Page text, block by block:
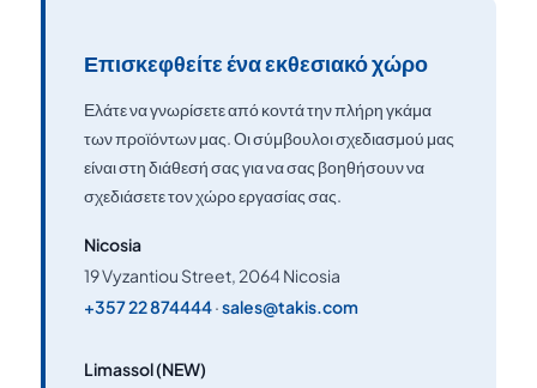
Επισκεφθείτε ένα εκθεσιακό χώρο
Ελάτε να γνωρίσετε από κοντά την πλήρη γκάμα
των προϊόντων μας. Οι σύμβουλοι σχεδιασμού μας
είναι στη διάθεσή σας για να σας βοηθήσουν να
σχεδιάσετε τον χώρο εργασίας σας.
Nicosia
19 Vyzantiou Street, 2064 Nicosia
+357 22 874444·sales@takis.com
Limassol (NEW)